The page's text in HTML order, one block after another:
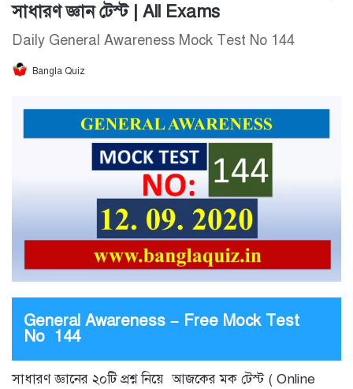
সাধারণ জ্ঞান টেস্ট | All Exams
Daily General Awareness Mock Test No 144
Bangla Quiz
General Awareness – Free Mock Test
No 144
সাধারণ জ্ঞানের ২০টি প্রশ্ন নিয়ে আজকের মক টেস্ট ( Online